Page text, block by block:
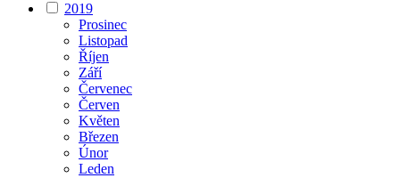
2019
Prosinec
Listopad
Říjen
Září
Červenec
Červen
Květen
Březen
Únor
Leden